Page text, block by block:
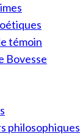
témoin
Bovesse
philosophiques